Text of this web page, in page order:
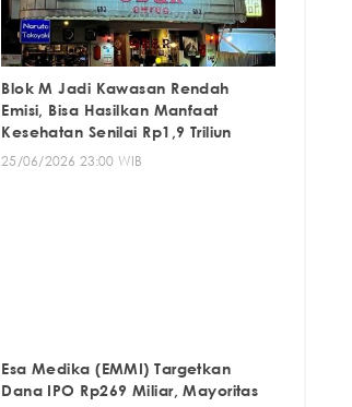
Blok M Jadi Kawasan Rendah
Emisi, Bisa Hasilkan Manfaat
Kesehatan Senilai Rp1,9 Triliun
25/06/2026 23:00 WIB
Esa Medika (EMMI) Targetkan
Dana IPO Rp269 Miliar, Mayoritas